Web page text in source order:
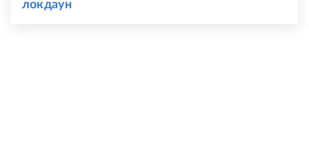
локдаун